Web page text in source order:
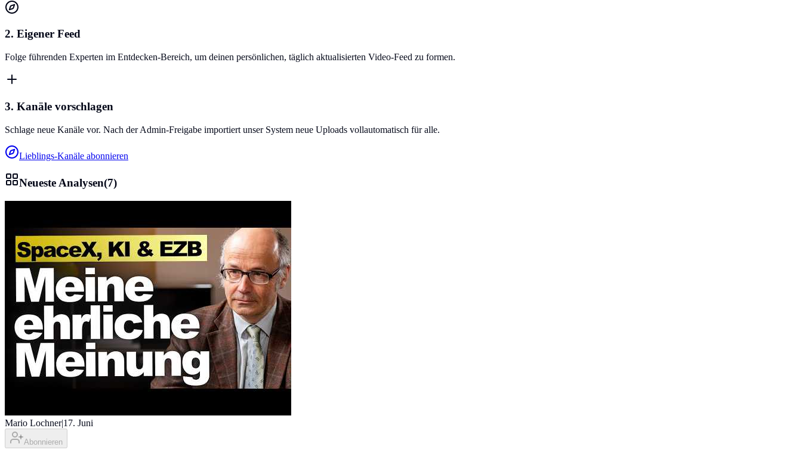
2. Eigener Feed
Folge führenden Experten im Entdecken-Bereich, um deinen persönlichen, täglich aktualisierten Video-Feed zu formen.
3. Kanäle vorschlagen
Schlage neue Kanäle vor. Nach der Admin-Freigabe importiert unser System neue Uploads vollautomatisch für alle.
Lieblings-Kanäle abonnieren
Neueste Analysen(7)
Mario Lochner|17. Juni
Abonnieren